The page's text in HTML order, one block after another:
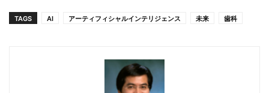
TAGS AI アーティフィシャルインテリジェンス 未来 歯科